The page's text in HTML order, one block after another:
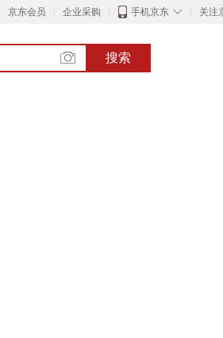
京东会员 企业采购 ◇
手机京东 关注
搜索